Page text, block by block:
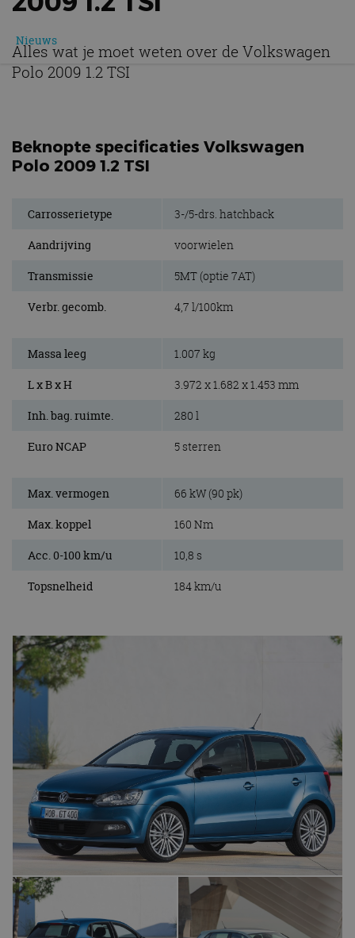
Nieuws
Alles wat je moet weten over de Volkswagen
Polo 2009 1.2 TSI
Beknopte specificaties Volkswagen
Polo 2009 1.2 TSI
Carrosserietype 3-/5-drs. hatchback
Aandrijving voorwielen
Transmissie 5MT (optie 7AT)
Verbr. gecomb. 4,7 l/100km
Massa leeg 1.007 kg
L x B x H 3.972 x 1.682 x 1.453 mm
Inh. bag. ruimte. 280 l
Euro NCAP 5 sterren
Max. vermogen 66 kW (90 pk)
Max. koppel 160 Nm
Acc. 0-100 km/u 10,8 s
Topsnelheid 184 km/u